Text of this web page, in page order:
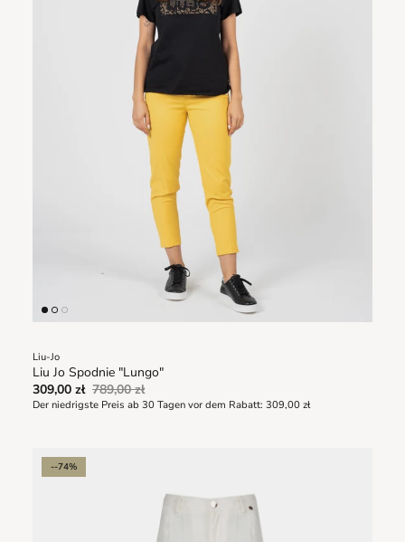
Liu-Jo
Liu Jo Spodnie "Lungo"
309,00 zł 789,00 zł
Der niedrigste Preis ab 30 Tagen vor dem Rabatt: 309,00 zł
--74%